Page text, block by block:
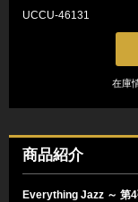
UCCU-46131
在庫
商品紹介
Everything Jazz ～ 第